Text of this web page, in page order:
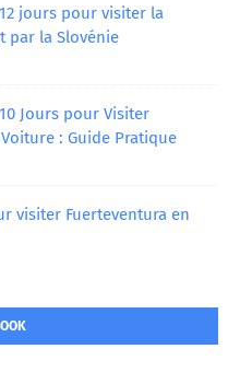
jours pour visiter la
par la Slovénie
Jours pour Visiter
: Guide Pratique
visiter Fuerteventura en